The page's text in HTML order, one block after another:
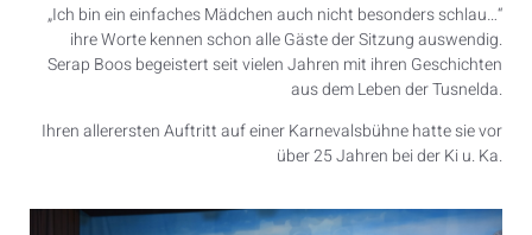
„Ich bin ein einfaches Mädchen auch nicht besonders schlau…“
ihre Worte kennen schon alle Gäste der Sitzung auswendig.
Serap Boos begeistert seit vielen Jahren mit ihren Geschichten
aus dem Leben der Tusnelda.
Ihren allerersten Auftritt auf einer Karnevalsbühne hatte sie vor
über 25 Jahren bei der Ki u. Ka.